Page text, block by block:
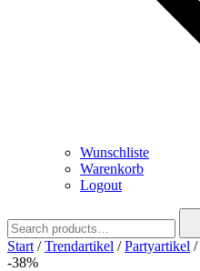
Wunschliste
Warenkorb
Logout
for:
Start /Trendartikel /Partyartikel /
-38%